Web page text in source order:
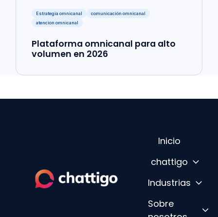
Estrategia omnicanal
comunicación omnicanal
atencion omnicanal
Plataforma omnicanal para alto
volumen en 2026
Inicio
chattigo
Industrias
Sobre